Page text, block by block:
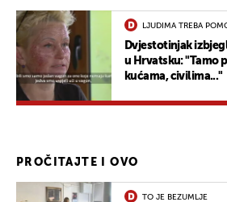
LJUDIMA TREBA
Dvjestotinjak
u Hrvatsku: "Tamo
kućama, civilima..."
PROČITAJTE I OVO
TO JE BEZUMLJE